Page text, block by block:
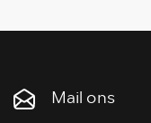
Mail ons